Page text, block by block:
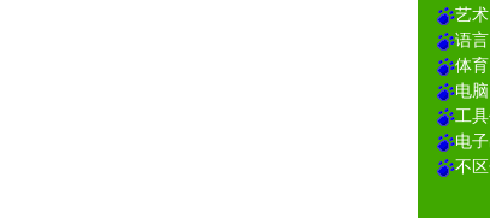
艺术
语言
体育
电
工
电
不